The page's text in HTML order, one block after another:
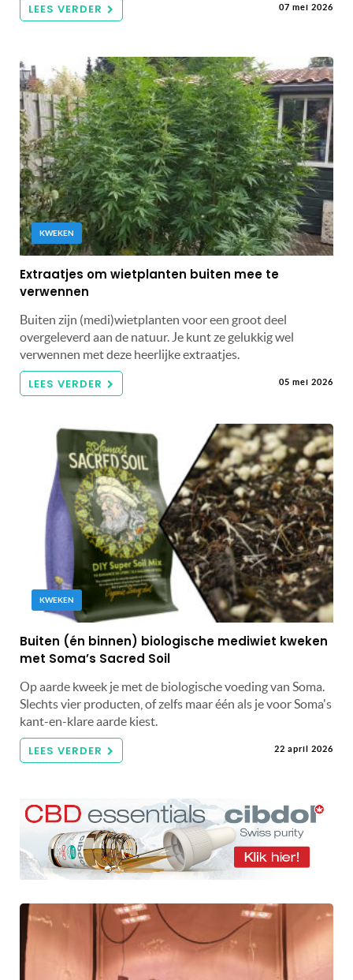
LEES VERDER 07 mei 2026
KWEKEN
Extraatjes om wietplanten buiten mee te
verwennen
Buiten zijn (medi)wietplanten voor een groot deel
overgeleverd aan de natuur. Je kunt ze gelukkig wel
verwennen met deze heerlijke extraatjes.
LEES VERDER 05 mei 2026
KWEKEN
Buiten (én binnen) biologische mediwiet kweken
met Soma’s Sacred Soil
Op aarde kweek je met de biologische voeding van Soma.
Slechts vier producten, of zelfs maar één als je voor Soma's
kant-en-klare aarde kiest.
LEES VERDER 22 april 2026